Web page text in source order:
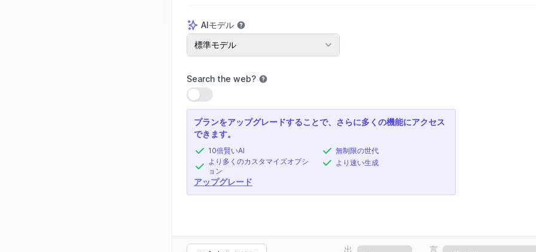
AIモデル
AIモデル
標準モデル
Search the web?
設定を使用
プランをアップグレードすることで、さらに多くの機能にアクセス
できます。
10倍賢いAI
より多くのカスタマイズオプシ
ョン
無制限の世代
より速い生成
アップグレード
出
言